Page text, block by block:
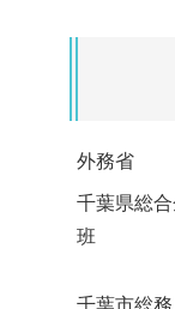
外務省
千葉県総
班
千葉市総